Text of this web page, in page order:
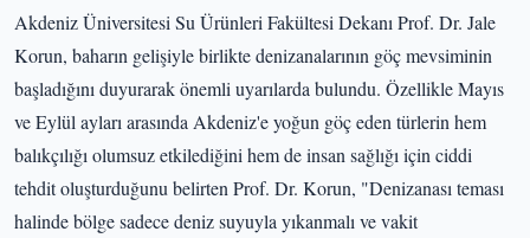
Akdeniz Üniversitesi Su Ürünleri Fakültesi Dekanı Prof. Dr. Jale
Korun, baharın gelişiyle birlikte denizanalarının göç mevsiminin
başladığını duyurarak önemli uyarılarda bulundu. Özellikle Mayıs
ve Eylül ayları arasında Akdeniz'e yoğun göç eden türlerin hem
balıkçılığı olumsuz etkilediğini hem de insan sağlığı için ciddi
tehdit oluşturduğunu belirten Prof. Dr. Korun, "Denizanası teması
halinde bölge sadece deniz suyuyla yıkanmalı ve vakit